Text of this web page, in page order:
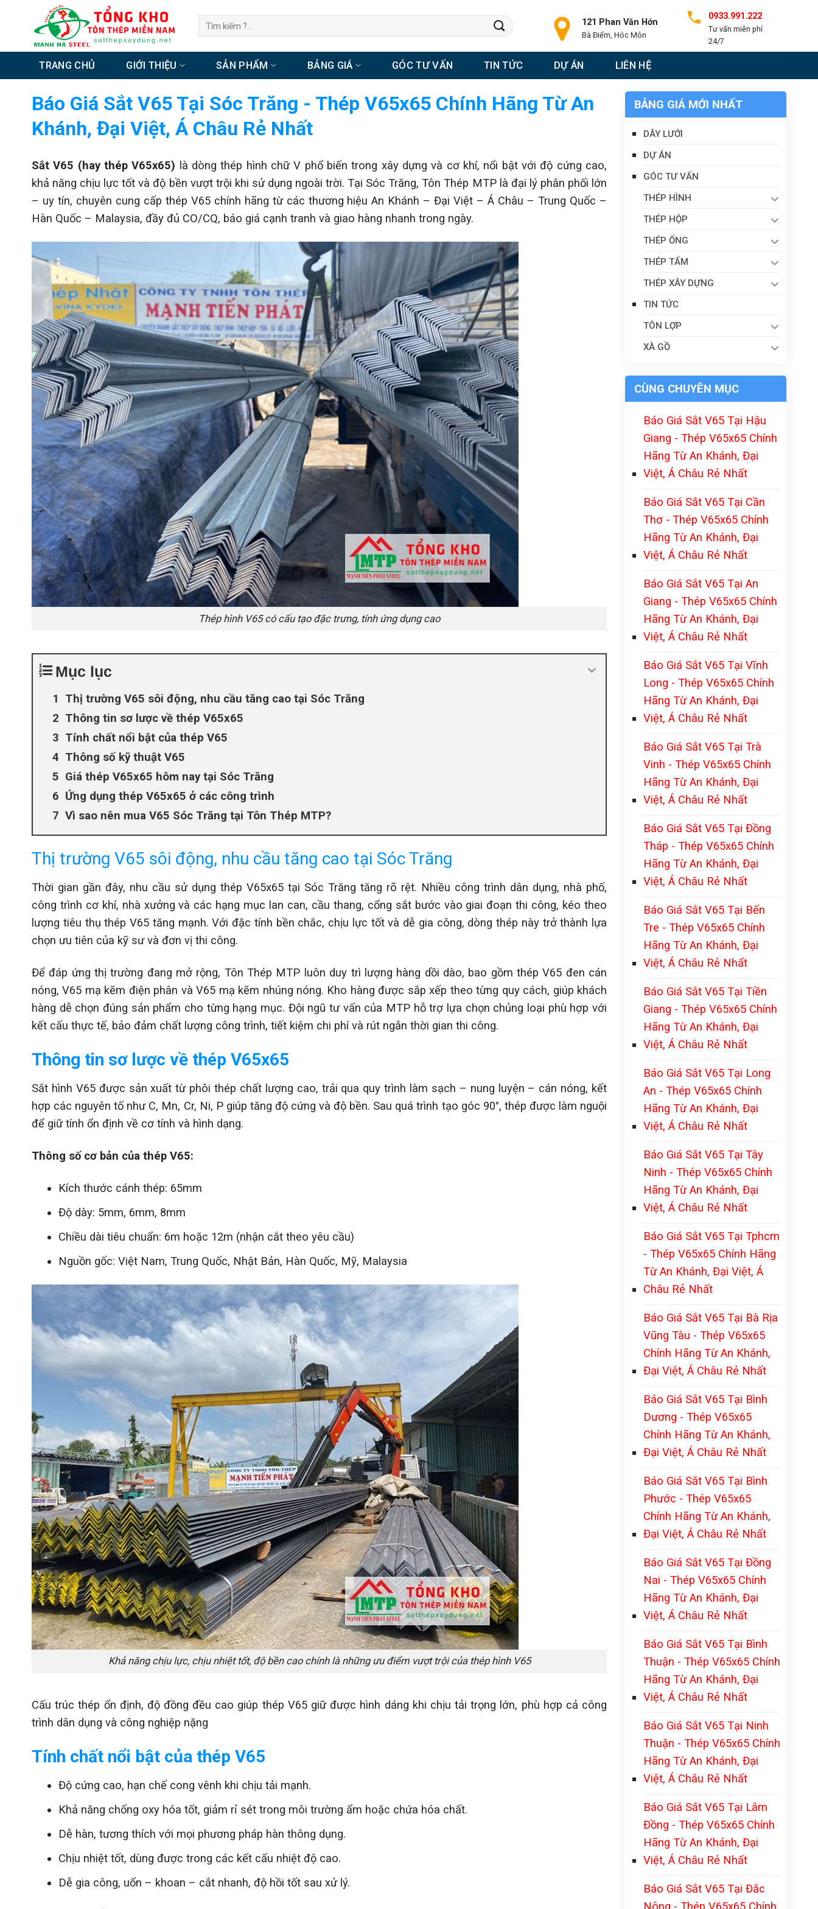
Tìm
kiếm:
121 Phan Văn Hớn
Bà Điểm, Hóc Môn
0933.991.222
Tư vấn miễn phí
24/7
TRANG CHỦ GIỚI THIỆU SẢN PHẨM BẢNG GIÁ GÓC TƯ VẤN TIN TỨC DỰ ÁN LIÊN HỆ
Báo Giá Sắt V65 Tại Sóc Trăng - Thép V65x65 Chính Hãng Từ An
Khánh, Đại Việt, Á Châu Rẻ Nhất
Sắt V65 (hay thép V65x65) là dòng thép hình chữ V phổ biến trong xây dựng và cơ khí, nổi bật với độ cứng cao,
khả năng chịu lực tốt và độ bền vượt trội khi sử dụng ngoài trời. Tại Sóc Trăng, Tôn Thép MTP là đại lý phân phối lớn
– uy tín, chuyên cung cấp thép V65 chính hãng từ các thương hiệu An Khánh – Đại Việt – Á Châu – Trung Quốc –
Hàn Quốc – Malaysia, đầy đủ CO/CQ, báo giá cạnh tranh và giao hàng nhanh trong ngày.
Thép hình V65 có cấu tạo đặc trưng, tính ứng dụng cao
Mục lục
Thị trường V65 sôi động, nhu cầu tăng cao tại Sóc Trăng
Thông tin sơ lược về thép V65x65
Tính chất nổi bật của thép V65
Thông số kỹ thuật V65
Giá thép V65x65 hôm nay tại Sóc Trăng
Ứng dụng thép V65x65 ở các công trình
Vì sao nên mua V65 Sóc Trăng tại Tôn Thép MTP?
Thị trường V65 sôi động, nhu cầu tăng cao tại Sóc Trăng
Thời gian gần đây, nhu cầu sử dụng thép V65x65 tại Sóc Trăng tăng rõ rệt. Nhiều công trình dân dụng, nhà phố,
công trình cơ khí, nhà xưởng và các hạng mục lan can, cầu thang, cổng sắt bước vào giai đoạn thi công, kéo theo
lượng tiêu thụ thép V65 tăng mạnh. Với đặc tính bền chắc, chịu lực tốt và dễ gia công, dòng thép này trở thành lựa
chọn ưu tiên của kỹ sư và đơn vị thi công.
Để đáp ứng thị trường đang mở rộng, Tôn Thép MTP luôn duy trì lượng hàng dồi dào, bao gồm thép V65 đen cán
nóng, V65 mạ kẽm điện phân và V65 mạ kẽm nhúng nóng. Kho hàng được sắp xếp theo từng quy cách, giúp khách
hàng dễ chọn đúng sản phẩm cho từng hạng mục. Đội ngũ tư vấn của MTP hỗ trợ lựa chọn chủng loại phù hợp với
kết cấu thực tế, bảo đảm chất lượng công trình, tiết kiệm chi phí và rút ngắn thời gian thi công.
Thông tin sơ lược về thép V65x65
Sắt hình V65 được sản xuất từ phôi thép chất lượng cao, trải qua quy trình làm sạch – nung luyện – cán nóng, kết
hợp các nguyên tố như C, Mn, Cr, Ni, P giúp tăng độ cứng và độ bền. Sau quá trình tạo góc 90°, thép được làm nguội
để giữ tính ổn định về cơ tính và hình dạng.
Thông số cơ bản của thép V65:
Kích thước cánh thép: 65mm
Độ dày: 5mm, 6mm, 8mm
Chiều dài tiêu chuẩn: 6m hoặc 12m (nhận cắt theo yêu cầu)
Nguồn gốc: Việt Nam, Trung Quốc, Nhật Bản, Hàn Quốc, Mỹ, Malaysia
Khả năng chịu lực, chịu nhiệt tốt, độ bền cao chính là những ưu điểm vượt trội của thép hình V65
Cấu trúc thép ổn định, độ đồng đều cao giúp thép V65 giữ được hình dáng khi chịu tải trọng lớn, phù hợp cả công
trình dân dụng và công nghiệp nặng
Tính chất nổi bật của thép V65
Độ cứng cao, hạn chế cong vênh khi chịu tải mạnh.
Khả năng chống oxy hóa tốt, giảm rỉ sét trong môi trường ẩm hoặc chứa hóa chất.
Dễ hàn, tương thích với mọi phương pháp hàn thông dụng.
Chịu nhiệt tốt, dùng được trong các kết cấu nhiệt độ cao.
Dễ gia công, uốn – khoan – cắt nhanh, độ hồi tốt sau xử lý.
BẢNG GIÁ MỚI NHẤT
DÂY LƯỚI
DỰ ÁN
GÓC TƯ VẤN
THÉP HÌNH
THÉP HỘP
THÉP ỐNG
THÉP TẤM
THÉP XÂY DỰNG
TIN TỨC
TÔN LỢP
XÀ GỒ
CÙNG CHUYÊN MỤC
Báo Giá Sắt V65 Tại Hậu
Giang - Thép V65x65 Chính
Hãng Từ An Khánh, Đại
Việt, Á Châu Rẻ Nhất
Báo Giá Sắt V65 Tại Cần
Thơ - Thép V65x65 Chính
Hãng Từ An Khánh, Đại
Việt, Á Châu Rẻ Nhất
Báo Giá Sắt V65 Tại An
Giang - Thép V65x65 Chính
Hãng Từ An Khánh, Đại
Việt, Á Châu Rẻ Nhất
Báo Giá Sắt V65 Tại Vĩnh
Long - Thép V65x65 Chính
Hãng Từ An Khánh, Đại
Việt, Á Châu Rẻ Nhất
Báo Giá Sắt V65 Tại Trà
Vinh - Thép V65x65 Chính
Hãng Từ An Khánh, Đại
Việt, Á Châu Rẻ Nhất
Báo Giá Sắt V65 Tại Đồng
Tháp - Thép V65x65 Chính
Hãng Từ An Khánh, Đại
Việt, Á Châu Rẻ Nhất
Báo Giá Sắt V65 Tại Bến
Tre - Thép V65x65 Chính
Hãng Từ An Khánh, Đại
Việt, Á Châu Rẻ Nhất
Báo Giá Sắt V65 Tại Tiền
Giang - Thép V65x65 Chính
Hãng Từ An Khánh, Đại
Việt, Á Châu Rẻ Nhất
Báo Giá Sắt V65 Tại Long
An - Thép V65x65 Chính
Hãng Từ An Khánh, Đại
Việt, Á Châu Rẻ Nhất
Báo Giá Sắt V65 Tại Tây
Ninh - Thép V65x65 Chính
Hãng Từ An Khánh, Đại
Việt, Á Châu Rẻ Nhất
Báo Giá Sắt V65 Tại Tphcm
- Thép V65x65 Chính Hãng
Từ An Khánh, Đại Việt, Á
Châu Rẻ Nhất
Báo Giá Sắt V65 Tại Bà Rịa
Vũng Tàu - Thép V65x65
Chính Hãng Từ An Khánh,
Đại Việt, Á Châu Rẻ Nhất
Báo Giá Sắt V65 Tại Bình
Dương - Thép V65x65
Chính Hãng Từ An Khánh,
Đại Việt, Á Châu Rẻ Nhất
Báo Giá Sắt V65 Tại Bình
Phước - Thép V65x65
Chính Hãng Từ An Khánh,
Đại Việt, Á Châu Rẻ Nhất
Báo Giá Sắt V65 Tại Đồng
Nai - Thép V65x65 Chính
Hãng Từ An Khánh, Đại
Việt, Á Châu Rẻ Nhất
Báo Giá Sắt V65 Tại Bình
Thuận - Thép V65x65 Chính
Hãng Từ An Khánh, Đại
Việt, Á Châu Rẻ Nhất
Báo Giá Sắt V65 Tại Ninh
Thuận - Thép V65x65 Chính
Hãng Từ An Khánh, Đại
Việt, Á Châu Rẻ Nhất
Báo Giá Sắt V65 Tại Lâm
Đồng - Thép V65x65 Chính
Hãng Từ An Khánh, Đại
Việt, Á Châu Rẻ Nhất
Báo Giá Sắt V65 Tại Đắc
Nông - Thép V65x65 Chính